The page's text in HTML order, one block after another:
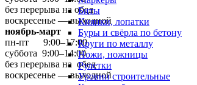
Биты
Киянки, лопатки
Буры и свёрла по бетону
Круги по металлу
Ножи, ножницы
Рулетки
Уровни строительные
без перерыва на обед
воскресенье — выходной
ноябрь-март
пн-пт 9:00–17:00
суббота 9:00–14:00
без перерыва на обед
воскресенье — выходной